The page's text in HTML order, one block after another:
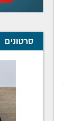
סרטונים